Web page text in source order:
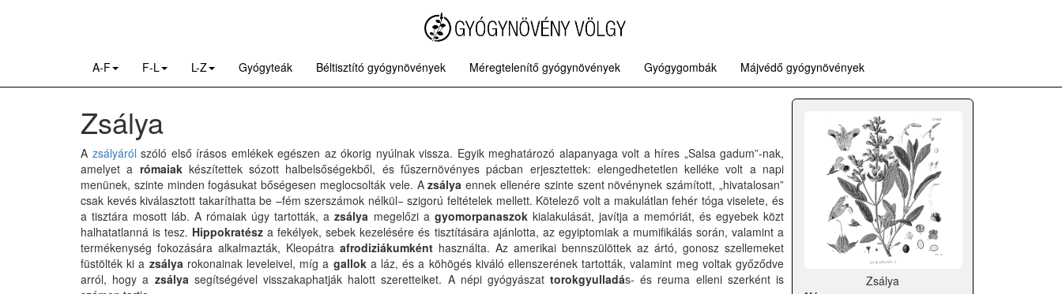
A-F F-L L-Z Gyógyteák Béltisztító gyógynövények Méregtelenítő gyógynövények Gyógygombák Májvédő gyógynövények
Zsálya
Zsálya
A zsályáról szóló első írásos emlékek egészen az ókorig nyúlnak vissza. Egyik meghatározó alapanyaga volt a híres „Salsa gadum”-nak,
amelyet a rómaiakkészítettek sózott halbelsőségekből, és fűszernövényes pácban erjesztettek: elengedhetetlen kelléke volt a napi
menünek, szinte minden fogásukat bőségesen meglocsolták vele. Azsálya ennek ellenére szinte szent növénynek számított, „hivatalosan”
csak kevés kiválasztott takaríthatta be –fém szerszámok nélkül− szigorú feltételek mellett. Kötelező volt a makulátlan fehér tóga viselete, és
a tisztára mosott láb. A rómaiak úgy tartották, azsálya megelőzi a gyomorpanaszokkialakulását, javítja a memóriát, és egyebek közt
halhatatlanná is tesz. Hippokratész a fekélyek, sebek kezelésére és tisztítására ajánlotta, az egyiptomiak a mumifikálás során, valamint a
termékenység fokozására alkalmazták, Kleopátra afrodiziákumként használta. Az amerikai bennszülöttek az ártó, gonosz szellemeket
füstölték ki a zsályarokonainak leveleivel, míg a galloka láz, és a köhögés kiváló ellenszerének tartották, valamint meg voltak győződve
arról, hogy a zsályasegítségével visszakaphatják halott szeretteiket. A népi gyógyászattorokgyulladás- és reuma elleni szerként is